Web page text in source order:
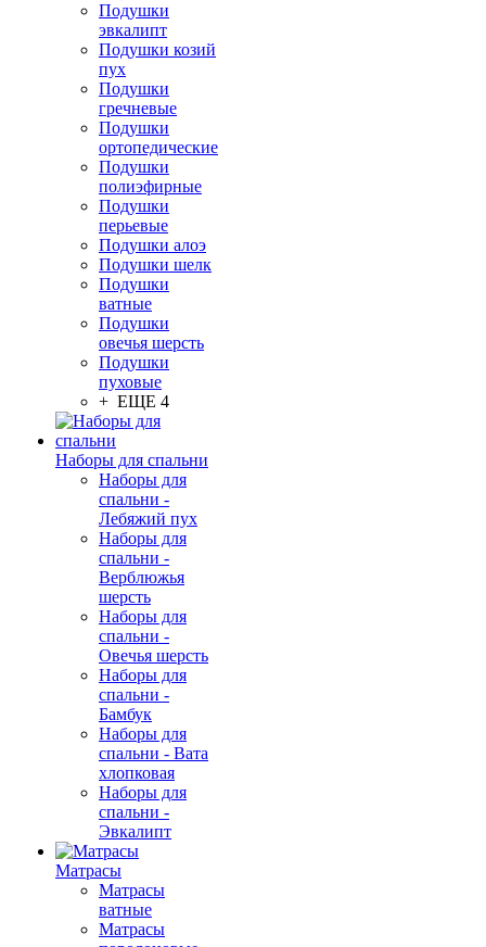
Подушки
эвкалипт
Подушки козий
пух
Подушки
гречневые
Подушки
ортопедические
Подушки
полиэфирные
Подушки
перьевые
Подушки алоэ
Подушки шелк
Подушки
ватные
Подушки
овечья шерсть
Подушки
пуховые
+ ЕЩЕ 4
Наборы для спальни
Наборы для
спальни -
Лебяжий пух
Наборы для
спальни -
Верблюжья
шерсть
Наборы для
спальни -
Овечья шерсть
Наборы для
спальни -
Бамбук
Наборы для
спальни - Вата
хлопковая
Наборы для
спальни -
Эвкалипт
Матрасы
Матрасы
ватные
Матрасы